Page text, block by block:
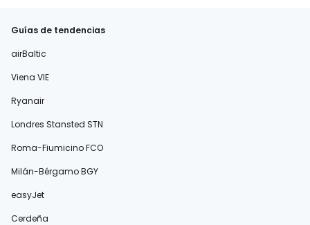
Guías de tendencias
airBaltic
Viena VIE
Ryanair
Londres Stansted STN
Roma-Fiumicino FCO
Milán-Bérgamo BGY
easyJet
Cerdeña